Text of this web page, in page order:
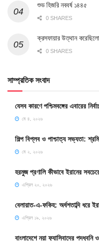
শুভ হিজরি নববর্ষ ১৪৪৫
0 SHARES
ক্রসফায়ার উত্থান করেছিলো
0 SHARES
সাম্প্রতিক সংবাদ
যেসব কারণে পশ্চিমবঙ্গের এবারের
মে ৪, ২০২৬
শিল্প বিপ্লব ও পাশ্চাত্য সভ্যতা:
মে ২, ২০২৬
হরমুজ প্রণালি কীভাবে ইরানের
এপ্রিল ২০, ২০২৬
বেলায়াত-এ-ফকিহ: অর্ধশতাব্দি ধরে
এপ্রিল ১৯, ২০২৬
বাংলাদেশে নয়া ফ্যাসিবাদের পদধ্বনি